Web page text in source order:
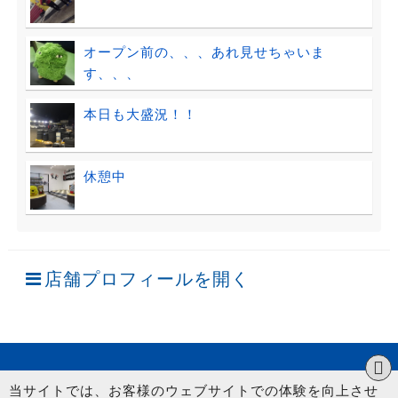
オープン前の、、、あれ見せちゃいま
す、、、
本日も大盛況！！
休憩中
店舗プロフィールを開く
当サイトでは、お客様のウェブサイトでの体験を向上させ